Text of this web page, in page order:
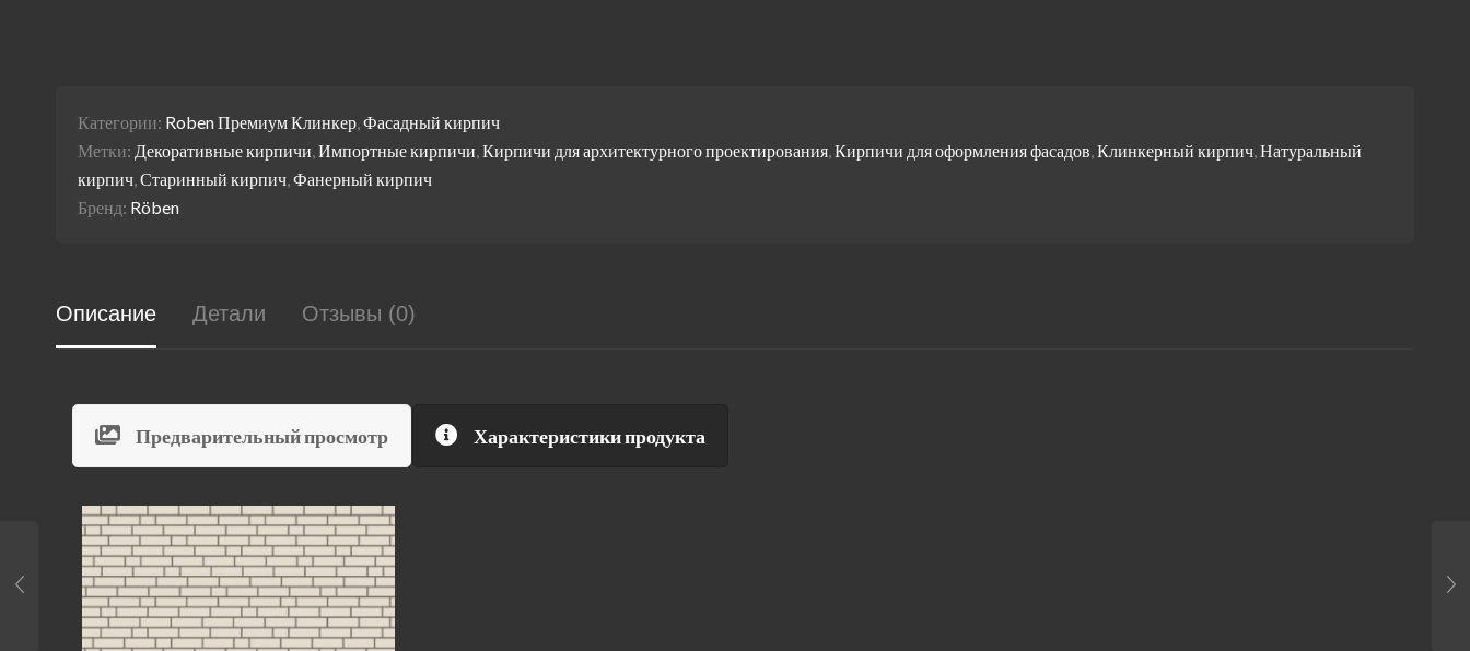
Категории: Roben Премиум Клинкер,Фасадный кирпич
Метки: Декоративные кирпичи,Импортные кирпичи,Кирпичи для архитектурного проектирования,Кирпичи для оформления фасадов,Клинкерный кирпич,Натуральный
кирпич,Старинный кирпич,Фанерный кирпич
Бренд: Röben
Описание Детали Отзывы (0)
Предварительный просмотр Характеристики продукта